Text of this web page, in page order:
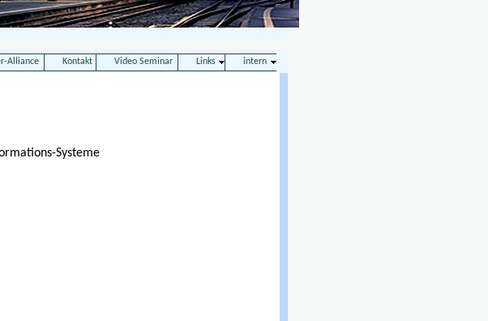
Alliance Kontakt Video Seminar Links intern
Systeme